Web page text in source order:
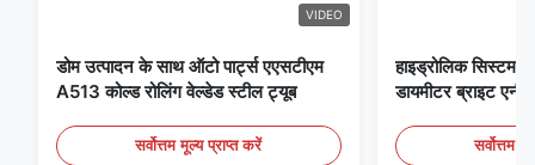
VIDEO
डोम उत्पादन के साथ ऑटो पार्ट्स एएसटीएम
A513 कोल्ड रोलिंग वेल्डेड स्टील ट्यूब
सर्वोत्तम मूल्य प्राप्त करें
हाइड्रोलिक सिस्टम
डायमीटर ब्राइट
सर्वोत्तम